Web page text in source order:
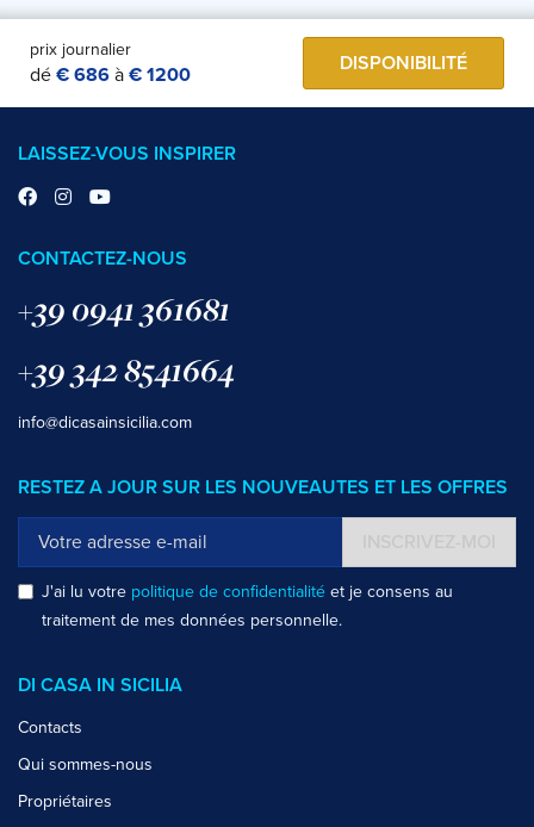
prix journalier
dé € 686 à € 1200 DISPONIBILITÉ
LAISSEZ-VOUS INSPIRER
CONTACTEZ-NOUS
+39 0941 361681
+39 342 8541664
info@dicasainsicilia.com
RESTEZ A JOUR SUR LES NOUVEAUTES ET LES OFFRES
J'ai lu votre politique de confidentialité et je consens au
traitement de mes données personnelle.
DI CASA IN SICILIA
Contacts
Qui sommes-nous
Propriétaires